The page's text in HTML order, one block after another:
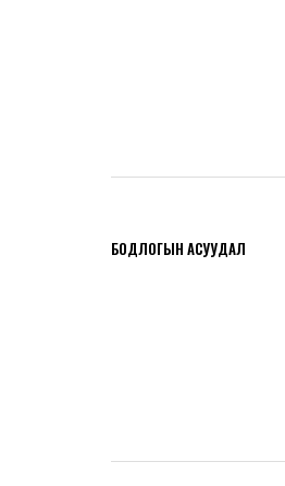
БОДЛОГЫН АСУУДАЛ